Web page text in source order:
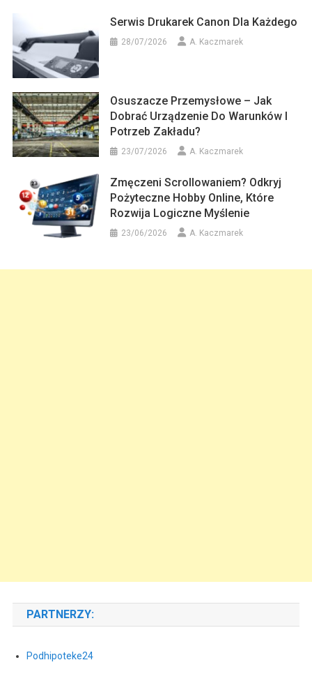
Serwis Drukarek Canon Dla Każdego
28/07/2026 A. Kaczmarek
Osuszacze Przemysłowe – Jak
Dobrać Urządzenie Do Warunków I
Potrzeb Zakładu?
23/07/2026 A. Kaczmarek
Zmęczeni Scrollowaniem? Odkryj
Pożyteczne Hobby Online, Które
Rozwija Logiczne Myślenie
23/06/2026 A. Kaczmarek
PARTNERZY:
Podhipoteke24